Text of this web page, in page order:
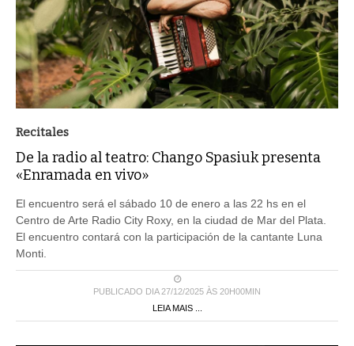
Recitales
De la radio al teatro: Chango Spasiuk presenta
«Enramada en vivo»
El encuentro será el sábado 10 de enero a las 22 hs en el
Centro de Arte Radio City Roxy, en la ciudad de Mar del Plata.
El encuentro contará con la participación de la cantante Luna
Monti.
PUBLICADO DIA 27/12/2025 ÀS 20H00MIN
LEIA MAIS ...